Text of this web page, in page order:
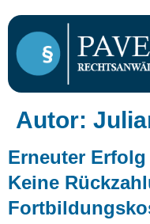
Autor:
Erneuter
Keine